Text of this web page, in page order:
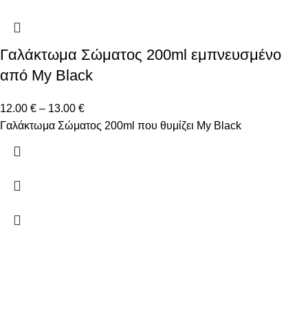
Γαλάκτωμα Σώματος 200ml εμπνευσμένο
από My Black
12.00 € – 13.00 €
Γαλάκτωμα Σώματος 200ml που θυμίζει My Black